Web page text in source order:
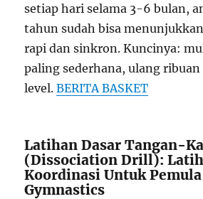
setiap hari selama 3-6 bulan,
tahun sudah bisa
rapi dan sinkron. Kuncinya:
paling sederhana, ulang
level.BERITA BASKET
Latihan Dasar Tangan-
(Dissociation Drill):
Koordinasi Untuk
Gymnastics